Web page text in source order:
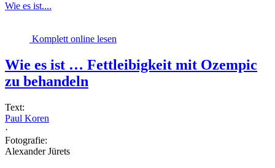
Wie es ist....
Komplett online lesen
Wie es ist … Fettleibigkeit mit Ozempic
zu behandeln
Text:
Paul Koren
·
Fotografie:
Alexander Jürets